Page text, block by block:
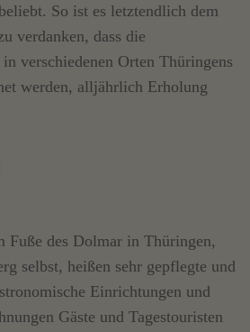
So ist es letztendlich dem
verdanken, dass die
verschiedenen Orten Thüringens
werden, alljährlich Erholung
Fuße des Dolmar in Thüringen,
selbst, heißen sehr gepflegte und
Einrichtungen und
Gäste und Tagestouristen